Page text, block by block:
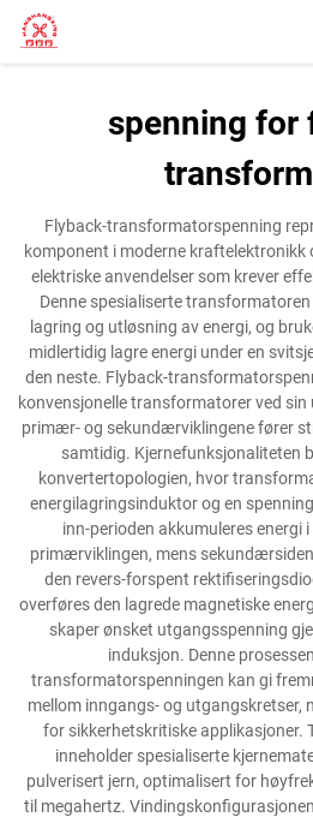
Produkter
Om oss
Tilfeller
Kontakt Oss
spenning for
Flyback-transformatorspenning
komponent i moderne
elektriske anvendelser som krever
Denne spesialiserte
lagring og utløsning av energi, og
midlertidig lagre energi under en
den neste. Flyback-
konvensjonelle transformatorer ved
primær- og sekundærviklingene fører
samtidig. Kjernefunksjonaliteten
konvertertopologien, hvor
energilagringsinduktor og en
inn-perioden akkumuleres energi
primærviklingen, mens
den revers-forspent
overføres den lagrede magnetiske
skaper ønsket utgangsspenning
induksjon. Denne
transformatorspenningen kan gi
mellom inngangs- og utgangskretser,
for sikkerhetskritiske applikasjoner.
inneholder spesialiserte
pulverisert jern, optimalisert for
til megahertz.